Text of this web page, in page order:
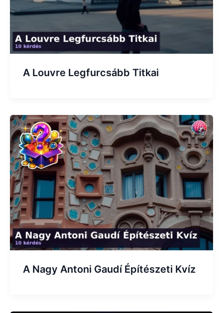
A Louvre Legfurcsább Titkai
A Nagy Antoni Gaudí Építészeti Kvíz